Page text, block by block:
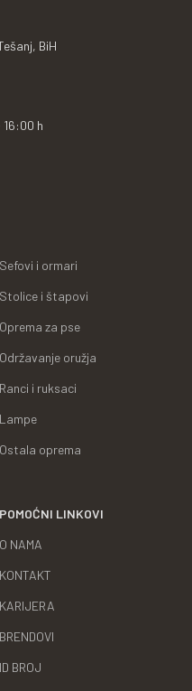
BiH
h
Sefovi i ormari
Stolice i štapovi
Oprema za pse
Održavanje oružja
Ranci i ruksaci
Lampe
Ostala oprema
POMOĆNI LINKOVI
O NAMA
KONTAKT
KARIJERA
BRENDOVI
ID BROJ